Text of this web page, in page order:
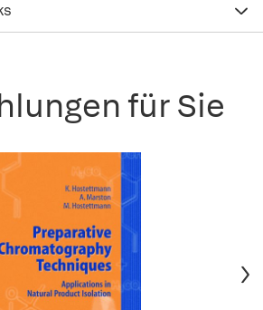
für Sie